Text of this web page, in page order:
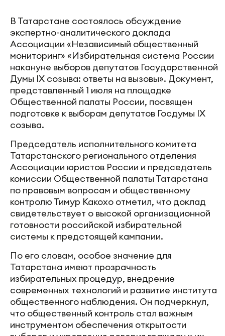
В Татарстане состоялось обсуждение
экспертно-аналитического доклада
Ассоциации «Независимый общественный
мониторинг» «Избирательная система России
накануне выборов депутатов Государственной
Думы IX созыва: ответы на вызовы». Документ,
представленный 1 июля на площадке
Общественной палаты России, посвящен
подготовке к выборам депутатов Госдумы IX
созыва.
Председатель исполнительного комитета
Татарстанского регионального отделения
Ассоциации юристов России и председатель
комиссии Общественной палаты Татарстана
по правовым вопросам и общественному
контролю Тимур Какохо отметил, что доклад
свидетельствует о высокой организационной
готовности российской избирательной
системы к предстоящей кампании.
По его словам, особое значение для
Татарстана имеют прозрачность
избирательных процедур, внедрение
современных технологий и развитие института
общественного наблюдения. Он подчеркнул,
что общественный контроль стал важным
инструментом обеспечения открытости